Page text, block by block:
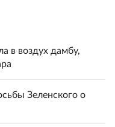
в воздух дамбу,
Зеленского о